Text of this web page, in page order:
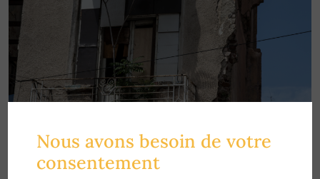
©Reset728 / Getty Images
Depuis quelques années on voit fleurir des zones
Nous avons besoin de votre
consentement